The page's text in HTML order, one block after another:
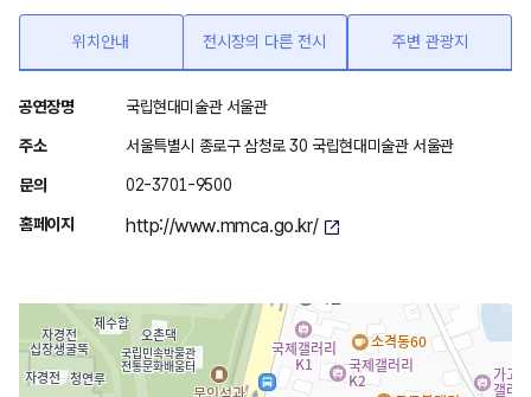
위치안내 전시장의 다른 전시 주변 관광지
위
치
안
공연장명 국립현대미술관 서울관
주소 서울특별시 종로구 삼청로 30 국립현대미술관 서울관
문의 02-3701-9500
홈페이지 http://www.mmca.go.kr/